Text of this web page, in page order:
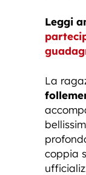
Leggi
La
coppia